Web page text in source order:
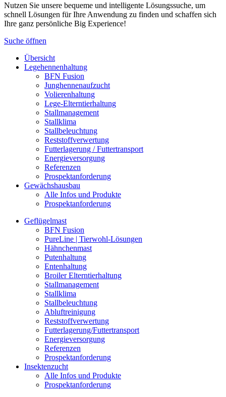
Nutzen Sie unsere bequeme und intelligente Lösungssuche, um
schnell Lösungen für Ihre Anwendung zu finden und schaffen sich
Ihre ganz persönliche Big Experience!
Suche öffnen
Übersicht
Legehennenhaltung
BFN Fusion
Junghennenaufzucht
Volierenhaltung
Lege-Elterntierhaltung
Stallmanagement
Stallklima
Stallbeleuchtung
Reststoffverwertung
Futterlagerung / Futtertransport
Energieversorgung
Referenzen
Prospektanforderung
Gewächshausbau
Alle Infos und Produkte
Prospektanforderung
Geflügelmast
BFN Fusion
PureLine | Tierwohl-Lösungen
Hähnchenmast
Putenhaltung
Entenhaltung
Broiler Elterntierhaltung
Stallmanagement
Stallklima
Stallbeleuchtung
Abluftreinigung
Reststoffverwertung
Futterlagerung/Futtertransport
Energieversorgung
Referenzen
Prospektanforderung
Insektenzucht
Alle Infos und Produkte
Prospektanforderung